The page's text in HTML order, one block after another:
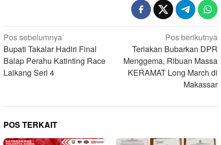
Navigasi
pos
Pos sebelumnya
Bupati Takalar Hadiri Final
Balap Perahu Katinting Race
Laikang Seri 4
Pos berikutnya
Teriakan Bubarkan DPR
Menggema, Ribuan Massa
KERAMAT Long March di
Makassar
POS TERKAIT